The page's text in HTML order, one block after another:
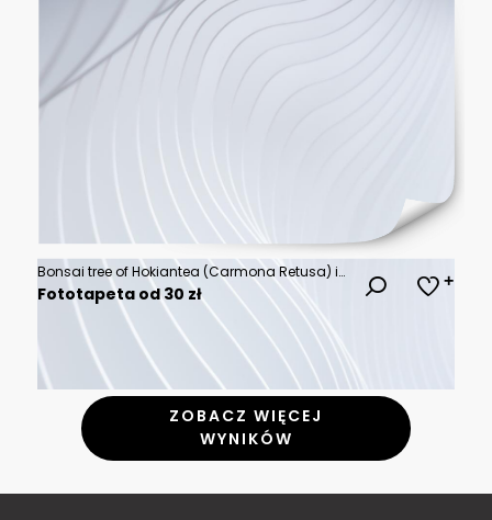
Bonsai tree of Hokiantea (Carmona Retusa) in pot isolated on white
Fototapeta od 30 zł
ZOBACZ WIĘCEJ
WYNIKÓW